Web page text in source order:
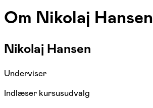
Om Nikolaj Hansen
Nikolaj Hansen
Underviser
Indlæser kursusudvalg